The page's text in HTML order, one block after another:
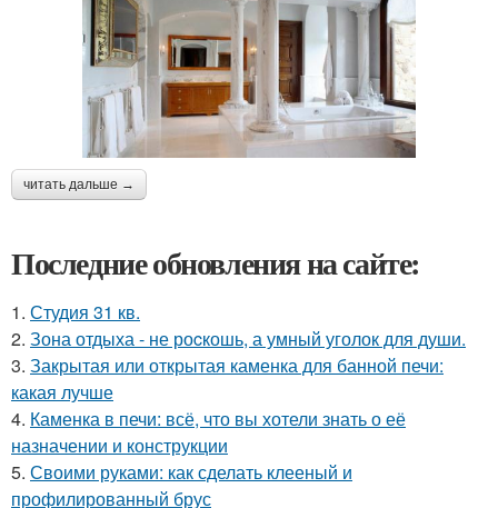
читать дальше →
Последние обновления на сайте:
1. Студия 31 кв.
2. Зона отдыха - не роcкошь, а умный уголок для души.
3. Закрытая или открытая каменка для банной печи:
какая лучше
4. Каменка в печи: всё, что вы хотели знать о её
назначении и конструкции
5. Своими руками: как сделать клееный и
профилированный брус